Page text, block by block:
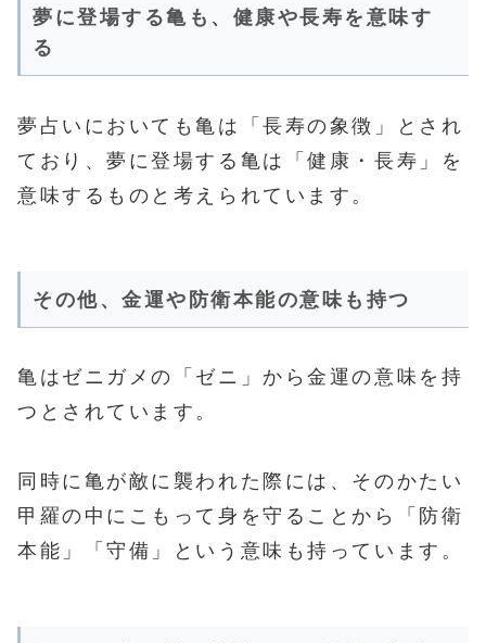
夢に登場する亀も、健康や長寿を意味す
る
夢占いにおいても亀は「長寿の象徴」とされ
ており、夢に登場する亀は「健康・長寿」を
意味するものと考えられています。
その他、金運や防衛本能の意味も持つ
亀はゼニガメの「ゼニ」から金運の意味を持
つとされています。
同時に亀が敵に襲われた際には、そのかたい
甲羅の中にこもって身を守ることから「防衛
本能」「守備」という意味も持っています。